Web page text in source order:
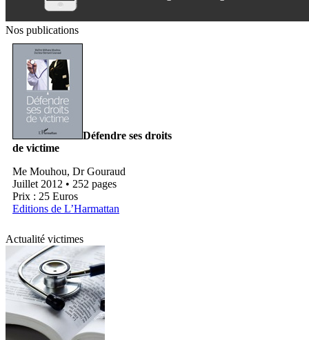
Nos publications
Défendre ses droits
de victime
Me Mouhou, Dr Gouraud
Juillet 2012 • 252 pages
Prix : 25 Euros
Editions de L’Harmattan
Actualité victimes